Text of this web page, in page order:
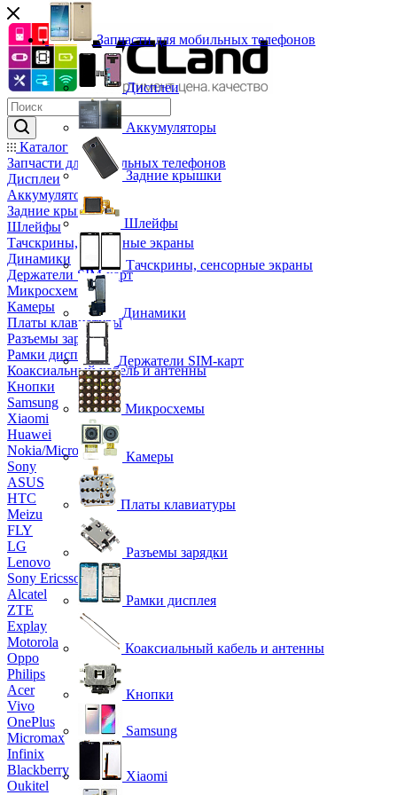
Каталог
Запчасти для мобильных телефонов
Дисплеи
Аккумуляторы
Задние крышки
Шлейфы
Тачскрины, сенсорные экраны
Динамики
Держатели SIM-карт
Микросхемы
Камеры
Платы клавиатуры
Разъемы зарядки
Рамки дисплея
Коаксиальный кабель и антенны
Кнопки
Samsung
Xiaomi
Huawei
Nokia/Microsoft
Sony
ASUS
HTC
Meizu
FLY
LG
Lenovo
Sony Ericsson
Alcatel
ZTE
Explay
Motorola
Oppo
Philips
Acer
Vivo
OnePlus
Micromax
Infinix
Blackberry
Oukitel
Запчасти для мобильных телефонов
Дисплеи
Аккумуляторы
Задние крышки
Шлейфы
Тачскрины, сенсорные экраны
Динамики
Держатели SIM-карт
Микросхемы
Камеры
Платы клавиатуры
Разъемы зарядки
Рамки дисплея
Коаксиальный кабель и антенны
Кнопки
Samsung
Xiaomi